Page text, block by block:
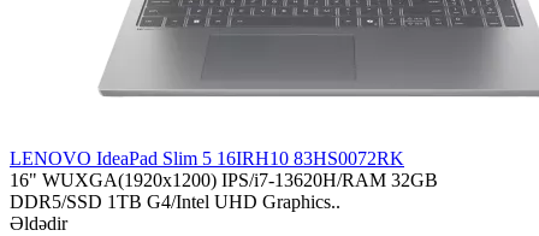
LENOVO IdeaPad Slim 5 16IRH10 83HS0072RK
16" WUXGA(1920x1200) IPS/i7-13620H/RAM 32GB
DDR5/SSD 1TB G4/Intel UHD Graphics..
Əldədir